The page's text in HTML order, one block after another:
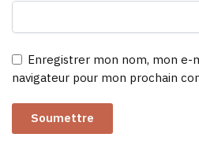
Enregistrer mon nom, mon e-
navigateur pour mon prochain